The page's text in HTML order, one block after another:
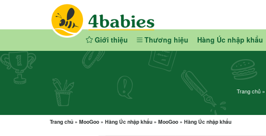
Giới thiệu Thương hiệu Hàng Úc nhập khẩu
Trang chủ»
Trang chủ » MooGoo » Hàng Úc nhập khẩu » MooGoo » Hàng Úc nhập khẩu